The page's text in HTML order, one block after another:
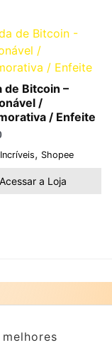
de Bitcoin –
/
/ Enfeite
, Shopee
Acessar a Loja